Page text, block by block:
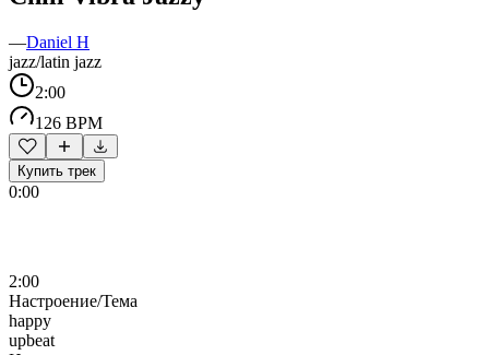
—Daniel H
jazz/latin jazz
2:00
126 BPM
Купить трек
0:00
2:00
Настроение/Тема
happy
upbeat